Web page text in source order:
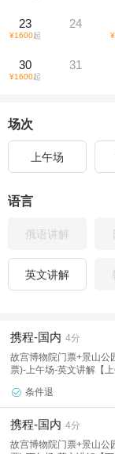
23
¥1600起
24
¥
30
¥1600起
31
场次
上午场
语言
俄语讲解
英文讲解
携程-国内 4分
故宫博物院门票+景山公
票)-上午场-英文讲解【上
 条件退
携程-国内 4分
故宫博物院门票+景山公